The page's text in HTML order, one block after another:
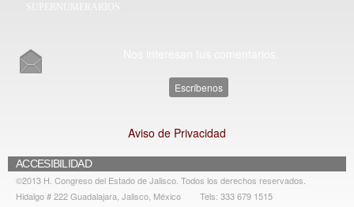
SUPERNUMERARIOS
Escríbenos
Aviso de Privacidad
ACCESIBILIDAD
©2013 H. Congreso del Estado de Jalisco. Todos los derechos reservados.
Hidalgo # 222 Guadalajara, Jalisco, México
Tels: 333 679 1515